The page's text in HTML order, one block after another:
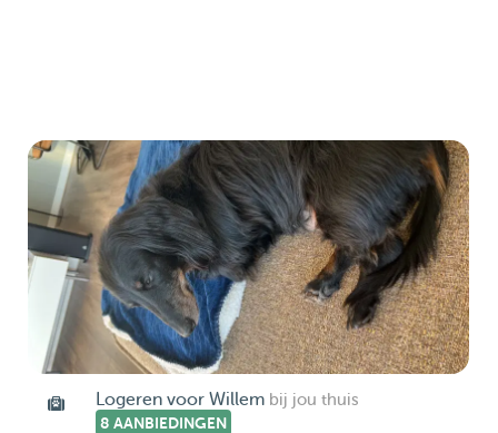
Logeren voor Willem bij jou thuis
8 AANBIEDINGEN